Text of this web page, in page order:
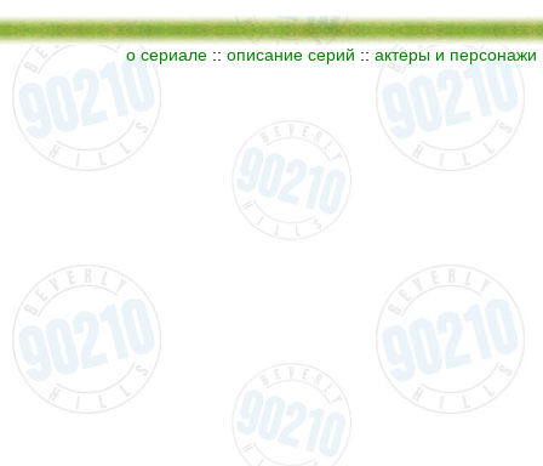
о сериале:: описание серий :: актеры и персонажи